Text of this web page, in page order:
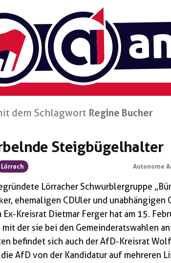
dem Schlagwort Regine Bucher
Steigbügelhalter
Lörrach Autonome
Lörracher Schwurblergruppe
ehemaligen CDUler und unabhängigen
Ex-Kreisrat Dietmar Ferger hat am 15.
der sie bei den Gemeinderatswahlen
befindet sich auch der AfD-Kreisrat
AfD von der Kandidatur auf mehreren